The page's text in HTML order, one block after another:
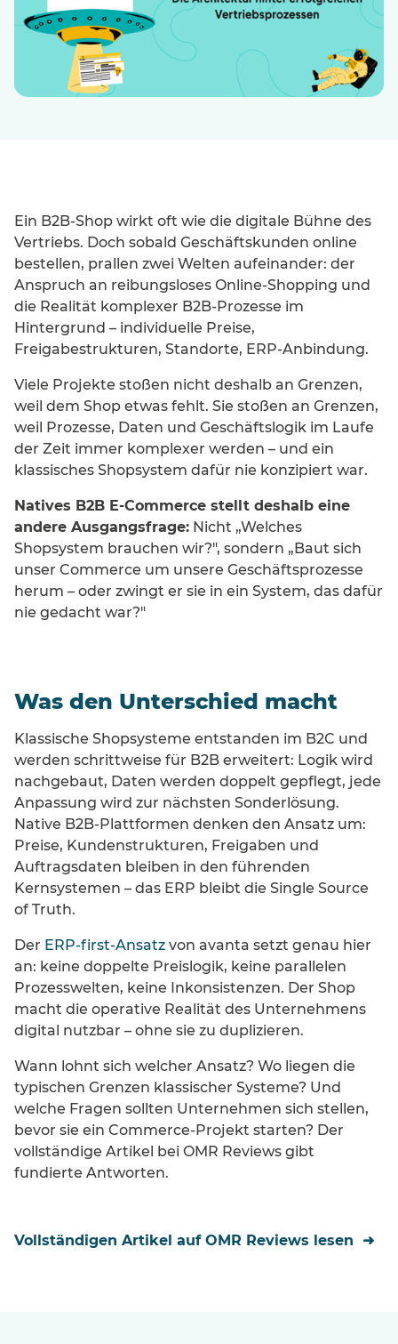
Ein B2B-Shop wirkt oft wie die digitale Bühne des
Vertriebs. Doch sobald Geschäftskunden online
bestellen, prallen zwei Welten aufeinander: der
Anspruch an reibungsloses Online-Shopping und
die Realität komplexer B2B-Prozesse im
Hintergrund – individuelle Preise,
Freigabestrukturen, Standorte, ERP-Anbindung.
Viele Projekte stoßen nicht deshalb an Grenzen,
weil dem Shop etwas fehlt. Sie stoßen an Grenzen,
weil Prozesse, Daten und Geschäftslogik im Laufe
der Zeit immer komplexer werden – und ein
klassisches Shopsystem dafür nie konzipiert war.
Natives B2B E-Commerce stellt deshalb eine
andere Ausgangsfrage: Nicht „Welches
Shopsystem brauchen wir?", sondern „Baut sich
unser Commerce um unsere Geschäftsprozesse
herum – oder zwingt er sie in ein System, das dafür
nie gedacht war?"
Was den Unterschied macht
Klassische Shopsysteme entstanden im B2C und
werden schrittweise für B2B erweitert: Logik wird
nachgebaut, Daten werden doppelt gepflegt, jede
Anpassung wird zur nächsten Sonderlösung.
Native B2B-Plattformen denken den Ansatz um:
Preise, Kundenstrukturen, Freigaben und
Auftragsdaten bleiben in den führenden
Kernsystemen – das ERP bleibt die Single Source
of Truth.
Der ERP-first-Ansatz von avanta setzt genau hier
an: keine doppelte Preislogik, keine parallelen
Prozesswelten, keine Inkonsistenzen. Der Shop
macht die operative Realität des Unternehmens
digital nutzbar – ohne sie zu duplizieren.
Wann lohnt sich welcher Ansatz? Wo liegen die
typischen Grenzen klassischer Systeme? Und
welche Fragen sollten Unternehmen sich stellen,
bevor sie ein Commerce-Projekt starten? Der
vollständige Artikel bei OMR Reviews gibt
fundierte Antworten.
Vollständigen Artikel auf OMR Reviews lesen